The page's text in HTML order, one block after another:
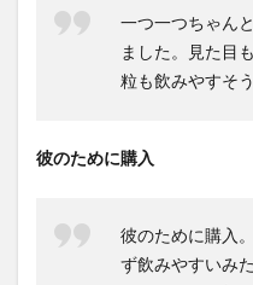
一つ一つちゃん
ました。見た目
粒も飲みやすそ
彼のために購入
彼のために購入
ず飲みやすいみ